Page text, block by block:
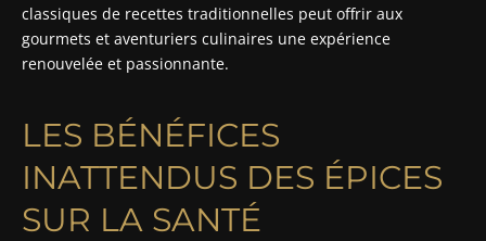
classiques de recettes traditionnelles peut offrir aux
gourmets et aventuriers culinaires une expérience
renouvelée et passionnante.
LES BÉNÉFICES
INATTENDUS DES ÉPICES
SUR LA SANTÉ